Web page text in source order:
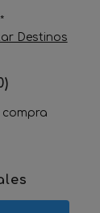
Destinos
compra